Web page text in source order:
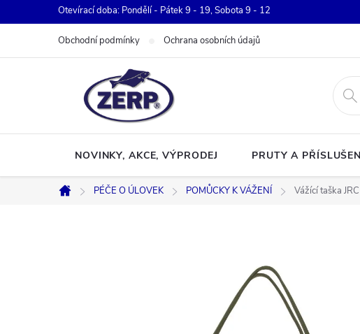
na
Otevírací doba: Pondělí - Pátek 9 - 19, Sobota 9 - 12
Obchodní podmínky Ochrana osobních údajů
NOVINKY, AKCE, VÝPRODEJ PRUTY A
Domů
PÉČE O ÚLOVEK POMŮCKY K VÁŽENÍ Vážící taška